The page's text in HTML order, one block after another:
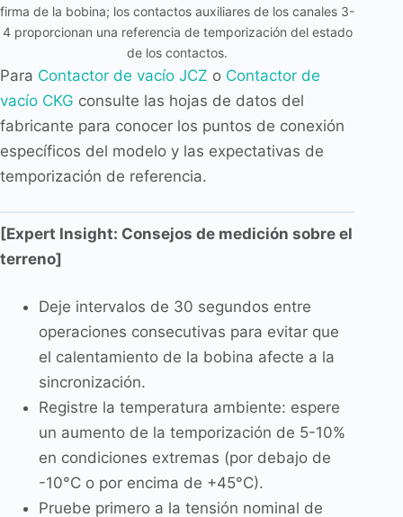
firma de la bobina; los contactos auxiliares de los canales 3-
4 proporcionan una referencia de temporización del estado
de los contactos.
Para Contactor de vacío JCZ o Contactor de
vacío CKG consulte las hojas de datos del
fabricante para conocer los puntos de conexión
específicos del modelo y las expectativas de
temporización de referencia.
[Expert Insight: Consejos de medición sobre el
terreno]
Deje intervalos de 30 segundos entre
operaciones consecutivas para evitar que
el calentamiento de la bobina afecte a la
sincronización.
Registre la temperatura ambiente: espere
un aumento de la temporización de 5-10%
en condiciones extremas (por debajo de
-10°C o por encima de +45°C).
Pruebe primero a la tensión nominal de